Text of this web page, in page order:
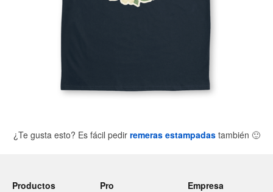
¿Te gusta esto? Es fácil pedir remeras estampadastambién 🙂
Productos
Pro
Empresa